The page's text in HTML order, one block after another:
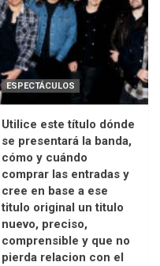
ESPECTÁCULOS
Utilice este título dónde
se presentará la banda,
cómo y cuándo
comprar las entradas y
cree en base a ese
titulo original un titulo
nuevo, preciso,
comprensible y que no
pierda relacion con el